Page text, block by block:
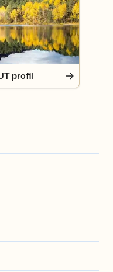
profil